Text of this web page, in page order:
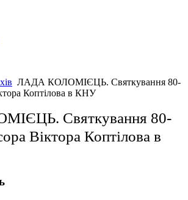
ЛАДА КОЛОМІЄЦЬ. Святкування 80-
Коптілова в КНУ
Святкування 80-
Віктора Коптілова в